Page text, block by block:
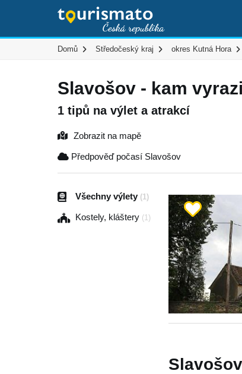
Domů Středočeský kraj okres Kutná Hora
Slavošov - kam
1 tipů na výlet a atrakcí
Zobrazit na mapě
Předpověď počasí Slavošov
Všechny výlety (1)
Kostely, kláštery (1)